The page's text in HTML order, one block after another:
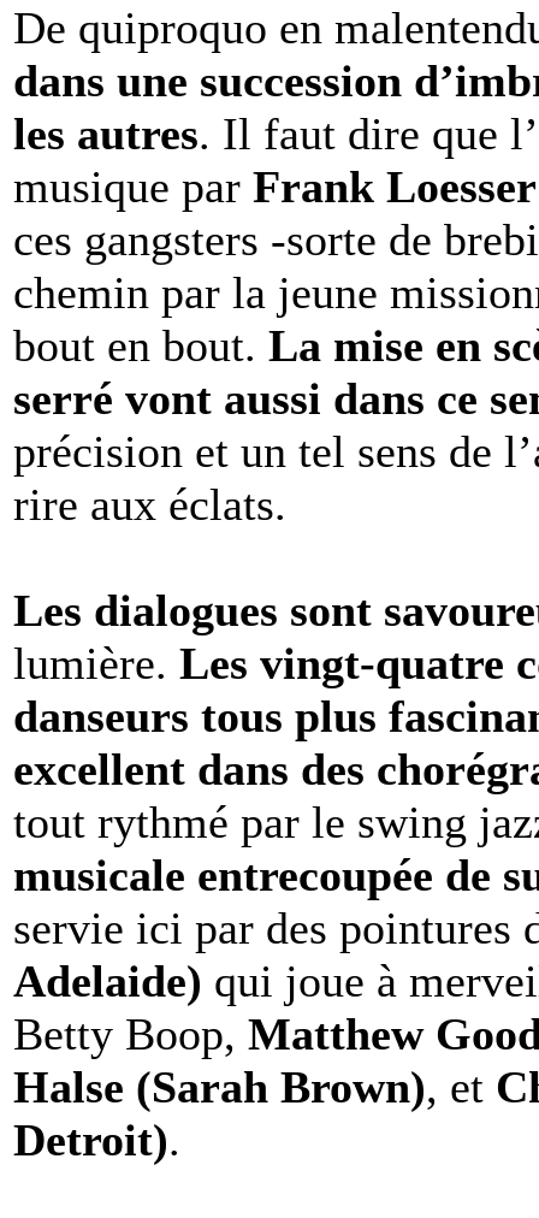
De quiproquo en
dans une succession
les autres. Il faut dire que
musique par Frank Loesser
ces gangsters -sorte de
chemin par la jeune
bout en bout. La mise en
serré vont aussi dans ce
précision et un tel sens de
rire aux éclats.
Les dialogues sont
lumière. Les vingt-quatre
danseurs tous plus
excellent dans des
tout rythmé par le swing
musicale entrecoupée de
servie ici par des pointures
Adelaide) qui joue à
Betty Boop, Matthew
Halse (Sarah Brown), et
Detroit).